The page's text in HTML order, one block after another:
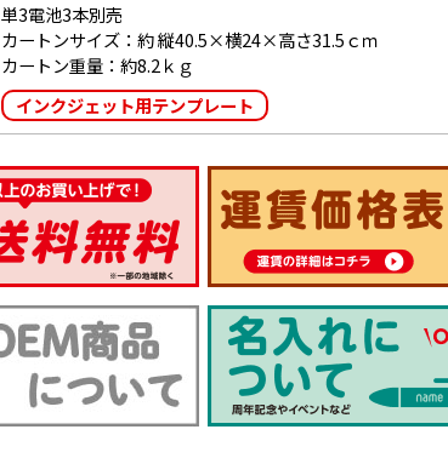
単3電池3本別売
カートンサイズ：約 縦40.5×横24×高さ31.5ｃｍ
カートン重量：約8.2ｋｇ
インクジェット用テンプレート